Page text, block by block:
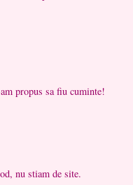
propus sa fiu cuminte!
nu stiam de site.